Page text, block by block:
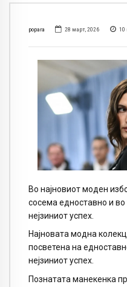
popara 28 март, 2026 10
Во најновиот моден
сосема едноставно и
нејзиниот успех.
Најновата модна
посветена на
нејзиниот успех.
Познатата манекенка